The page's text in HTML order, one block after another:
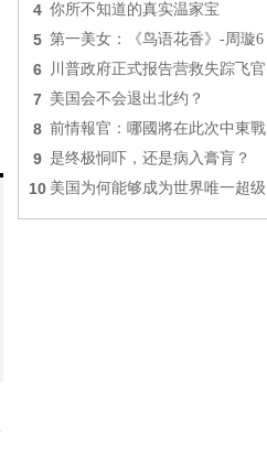
4 你所不知道的真实温家宝
5 第一美女：《鸟语花香》-周璇6
6 川普政府正式报告营救失踪飞官
7 美国会不会退出北约？
8 前情報官：哪國將在此次中東戰
9 是终极恫吓，还是病入膏肓？
10 美国为何能够成为世界唯一超级